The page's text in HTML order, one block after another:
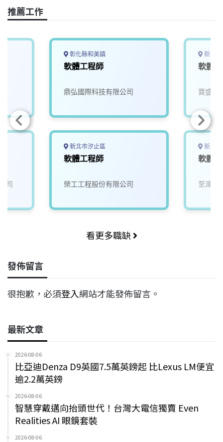
o
k
n
k
推薦工作
司
彰化縣和美鎮
軟體工程師
鼎弘國際科技有限公司
新北市汐止區
軟體工程師
榮工工程股份有限公司
新北
軟體
寶盛國
新北
軟體
至鴻科
看更多職缺
發佈留言
很抱歉，必須登入網站才能發佈留言。
最新文章
2026-08-06
比亞迪Denza D9英國7.5萬英鎊起 比Lexus LM便宜
逾2.2萬英鎊
2026-08-06
智慧穿戴邁向抬頭世代！台灣大電信獨賣 Even
Realities AI 眼鏡套裝
2026-08-06